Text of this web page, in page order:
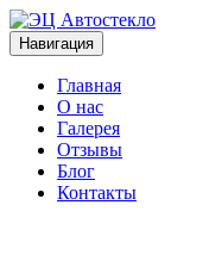
Навигация
Главная
О нас
Галерея
Отзывы
Блог
Контакты